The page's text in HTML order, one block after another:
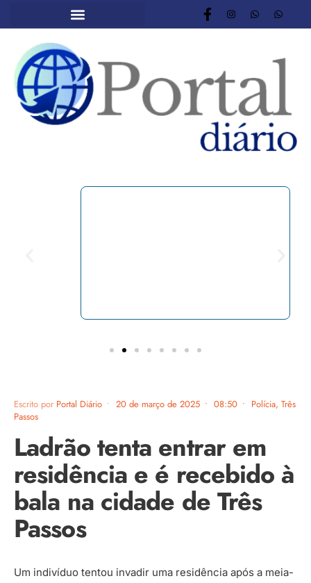
Escrito por Portal Diário • 20 de março de 2025 • 08:50 • Polícia, Três
Passos
Ladrão tenta entrar em
residência e é recebido à
bala na cidade de Três
Passos
Um indivíduo tentou invadir uma residência após a meia-